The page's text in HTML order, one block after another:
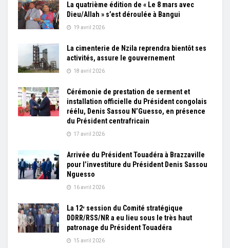
La quatrième édition de « Le 8 mars avec
Dieu/Allah » s’est déroulée à Bangui
19 avril 2026
La cimenterie de Nzila reprendra bientôt ses
activités, assure le gouvernement
18 avril 2026
Cérémonie de prestation de serment et
installation officielle du Président congolais
réélu, Denis Sassou N’Guesso, en présence
du Président centrafricain
17 avril 2026
Arrivée du Président Touadéra à Brazzaville
pour l’investiture du Président Denis Sassou
Nguesso
16 avril 2026
La 12ᵉ session du Comité stratégique
DDRR/RSS/NR a eu lieu sous le très haut
patronage du Président Touadéra
15 avril 2026